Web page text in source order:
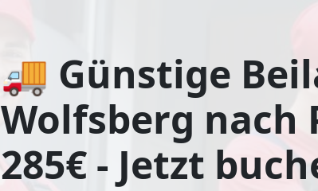
🚚 Günstige
Wolfsberg nach
285€ - Jetzt